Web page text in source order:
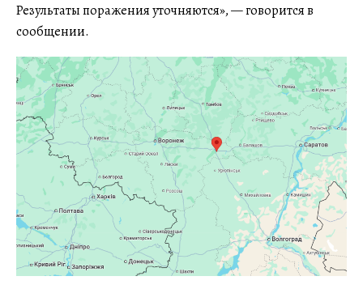
Результаты поражения уточняются», — говорится в
сообщении.